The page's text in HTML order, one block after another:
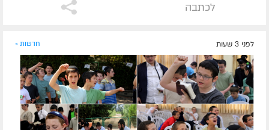
לכתבה
לפני 3 שעות חדשות »